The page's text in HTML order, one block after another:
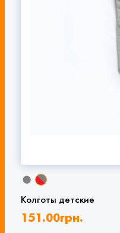
Колготы детские
151.00грн.